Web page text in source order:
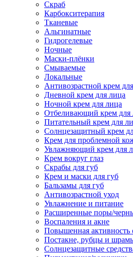
Скраб
Карбокситерапия
Тканевые
Альгинатные
Гидрогелевые
Ночные
Маски-плёнки
Смываемые
Локальные
Антивозрастной крем
Дневной крем для лица
Ночной крем для лица
Отбеливающий крем для
Питательный крем для
Солнцезащитный крем
Крем для проблемной
Увлажняющий крем для
Крем вокруг глаз
Скрабы для губ
Крем и маски для губ
Бальзамы для губ
Антивозрастной уход
Увлажнение и питание
Расширенные поры/
Воспаления и акне
Повышенная активность
Постакне, рубцы и
Солнцезащитные